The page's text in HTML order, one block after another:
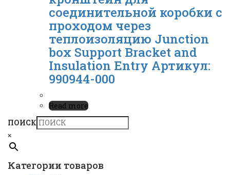
соединительной коробки c
проходом через
теплоизоляцию Junction
box Support Bracket and
Insulation Entry Артикул:
990944-000
Read more
ПОИСК
×
Категории товаров